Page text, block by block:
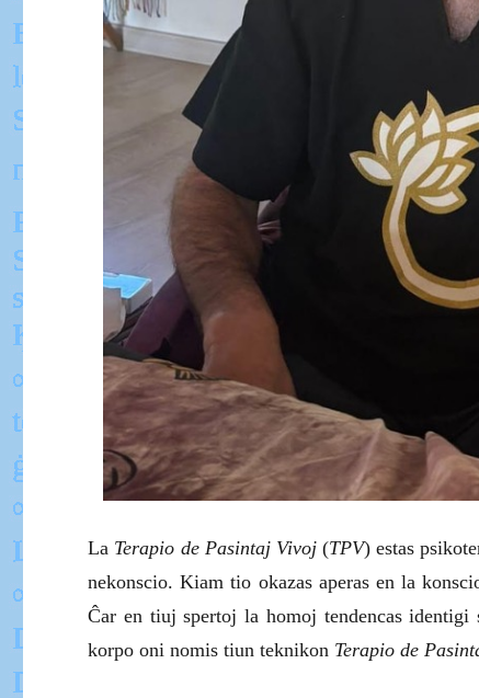
La Terapio de Pasintaj Vivoj(TPV) estas
nekonscio. Kiam tio okazas aperas en la
Ĉar en tiuj spertoj la homoj tendencas
korpo oni nomis tiun teknikon Terapio de